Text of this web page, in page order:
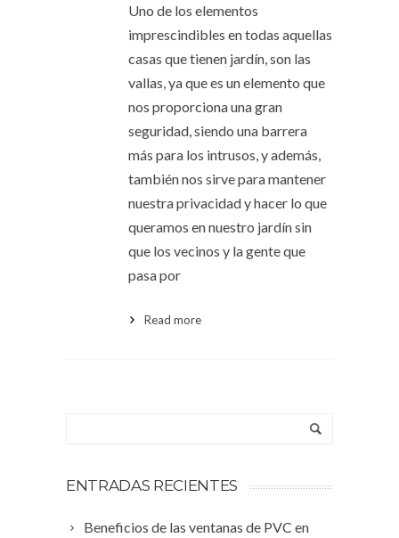
Uno de los elementos
imprescindibles en todas aquellas
casas que tienen jardín, son las
vallas, ya que es un elemento que
nos proporciona una gran
seguridad, siendo una barrera
más para los intrusos, y además,
también nos sirve para mantener
nuestra privacidad y hacer lo que
queramos en nuestro jardín sin
que los vecinos y la gente que
pasa por
Read more
ENTRADAS RECIENTES
Beneficios de las ventanas de PVC en